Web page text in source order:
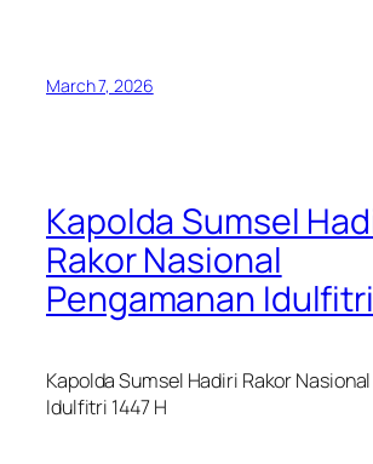
March 7, 2026
Kapolda Sumsel
Rakor Nasional
Pengamanan Idulfitri
Kapolda Sumsel Hadiri Rakor
Idulfitri 1447 H